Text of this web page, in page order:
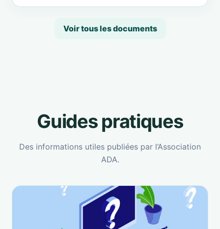
Voir tous les documents
Guides pratiques
Des informations utiles publiées par l’Association
ADA.